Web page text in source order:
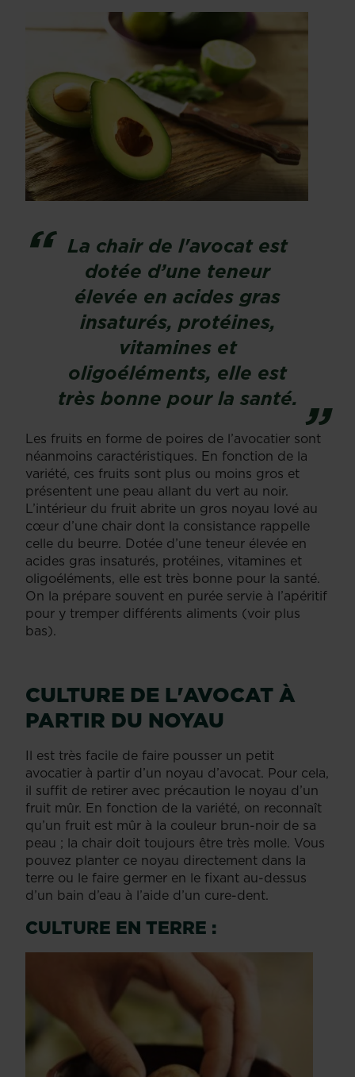
La chair de l'avocat est
dotée d’une teneur
élevée en acides gras
insaturés, protéines,
vitamines et
oligoéléments, elle est
très bonne pour la santé.
Les fruits en forme de poires de l’avocatier sont
néanmoins caractéristiques. En fonction de la
variété, ces fruits sont plus ou moins gros et
présentent une peau allant du vert au noir.
L’intérieur du fruit abrite un gros noyau lové au
cœur d’une chair dont la consistance rappelle
celle du beurre. Dotée d’une teneur élevée en
acides gras insaturés, protéines, vitamines et
oligoéléments, elle est très bonne pour la santé.
On la prépare souvent en purée servie à l’apéritif
pour y tremper différents aliments (voir plus
bas).
CULTURE DE L'AVOCAT À
PARTIR DU NOYAU
Il est très facile de faire pousser un petit
avocatier à partir d’un noyau d’avocat. Pour cela,
il suffit de retirer avec précaution le noyau d’un
fruit mûr. En fonction de la variété, on reconnaît
qu’un fruit est mûr à la couleur brun-noir de sa
peau ; la chair doit toujours être très molle. Vous
pouvez planter ce noyau directement dans la
terre ou le faire germer en le fixant au-dessus
d’un bain d’eau à l’aide d’un cure-dent.
CULTURE EN TERRE :